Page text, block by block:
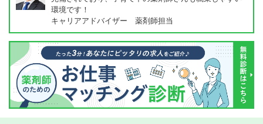
環境です！
キャリアアドバイザー 薬剤師担当